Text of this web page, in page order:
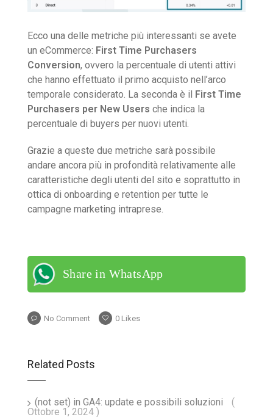
Ecco una delle metriche più interessanti se avete
un eCommerce: First Time Purchasers
Conversion, ovvero la percentuale di utenti attivi
che hanno effettuato il primo acquisto nell’arco
temporale considerato. La seconda è il First Time
Purchasers per New Users che indica la
percentuale di buyers per nuovi utenti.
Grazie a queste due metriche sarà possibile
andare ancora più in profondità relativamente alle
caratteristiche degli utenti del sito e soprattutto in
ottica di onboarding e retention per tutte le
campagne marketing intraprese.
Share in WhatsApp
No Comment 0 Likes
Related Posts
(not set) in GA4: update e possibili soluzioni
(
Ottobre 1, 2024 )